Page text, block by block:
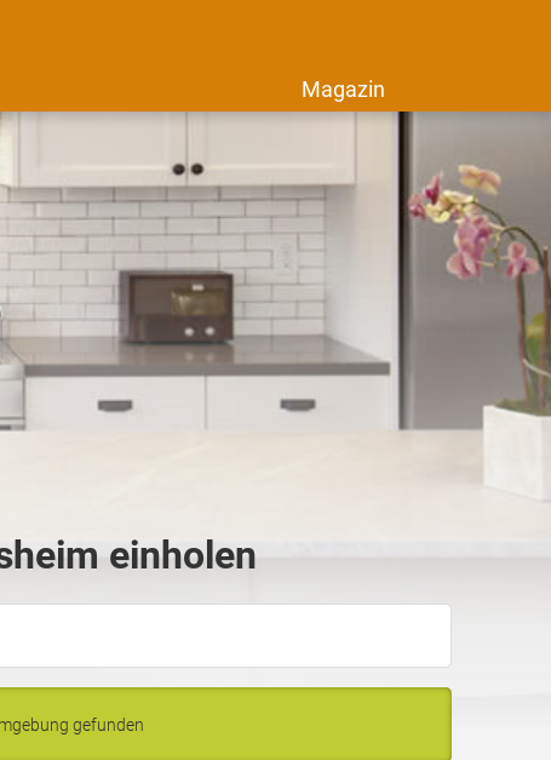
Magazin
einholen
gefunden